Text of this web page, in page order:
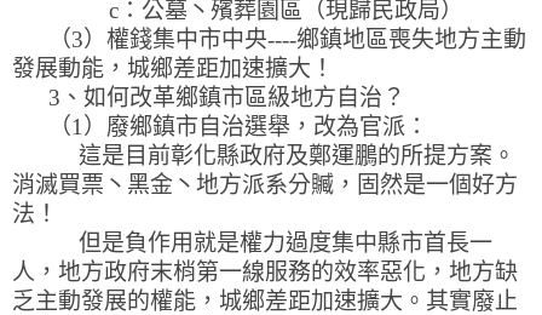
c：公墓丶殯葬園區（現歸民政局）
（3）權錢集中市中央----鄉鎮地區喪失地方主動
發展動能，城鄉差距加速擴大！
3、如何改革鄉鎮市區級地方自治？
（1）廢鄉鎮市自治選舉，改為官派：
這是目前彰化縣政府及鄭運鵬的所提方案。
消滅買票丶黑金丶地方派系分贓，固然是一個好方
法！
但是負作用就是權力過度集中縣市首長一
人，地方政府末梢第一線服務的效率惡化，地方缺
乏主動發展的權能，城鄉差距加速擴大。其實廢止